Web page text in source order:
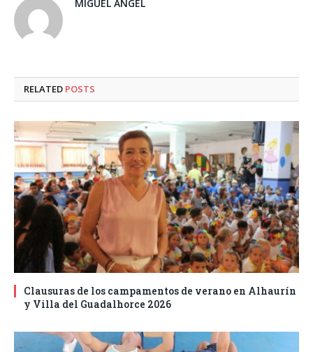
MIGUEL ANGEL
RELATED POSTS
Clausuras de los campamentos de verano en Alhaurín
y Villa del Guadalhorce 2026